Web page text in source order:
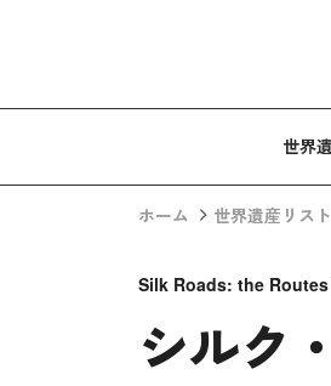
世界
ホーム 世界遺産リスト
Silk Roads: the
シルク